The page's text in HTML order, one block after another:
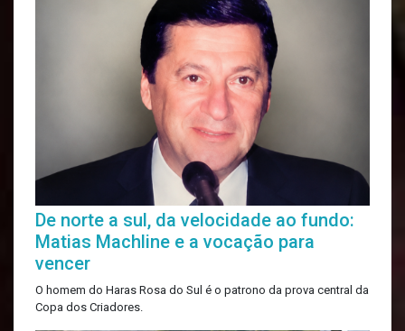
De norte a sul, da velocidade ao fundo:
Matias Machline e a vocação para
vencer
O homem do Haras Rosa do Sul é o patrono da prova central da
Copa dos Criadores.